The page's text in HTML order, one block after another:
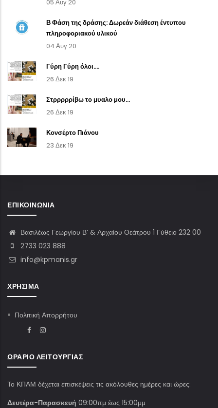
05 Αυγ 20
Β Φάση της δράσης: Δωρεάν διάθεση έντυπου
πληροφοριακού υλικού
04 Αυγ 20
Γύρη Γύρη όλοι....
26 Δεκ 19
Στρρρρρίβω το μυαλο μου...
26 Δεκ 19
Κονσέρτο Πιάνου
23 Δεκ 19
ΕΠΙΚΟΙΝΩΝΊΑ
Βασιλέως Γεωργίου Β’ & Αρχαίου Θεάτρου 1 Γύθειο 232 00
2733 023 888
info@kpmanis.gr
ΧΡΉΣΙΜΑ
Πολιτική Απορρήτου
ΩΡΆΡΙΟ ΛΕΙΤΟΥΡΓΊΑΣ
Το ΚΠΑΜ δέχεται επισκέψεις τις ακόλουθες ημέρες και ώρες:
Δευτέρα-Παρασκευή 09:00πμ έως 15:00μμ